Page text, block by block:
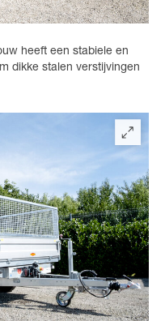
heeft een stabiele en
dikke stalen verstijvingen